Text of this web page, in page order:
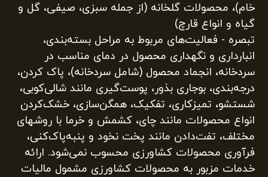
خام)، محصولات گلخانه (از جمله سبزی، صیفی، گل و
گیاه و انواع قارچ)
تبصره ‌- فعالیت‌های مربوط به مراحل بسته‌بندی،
انبارداری و نگهداری محصول در دمای مناسب در
سردخانه، انجماد محصول (شامل سردخانه)، پاک کردن،
درجه‌بندی، بوجاری بذور، پوست‌گیری مانند شالی‌کوبی،
شستشو، تمیزکاری، تفکیک، همگن‌سازی، خشک‌کردن
انواع محصولات مانند چای، کشمش و خرما با روشهای
مختلف، تفت‌دادن مانند پخت نخود و پنبه‌پاک‌کنی،
فرآوری محصولات کشاورزی محسوب نمی‌شود. ارائه
خدمات مزبور به محصولات کشاورزی مشمول مالیات